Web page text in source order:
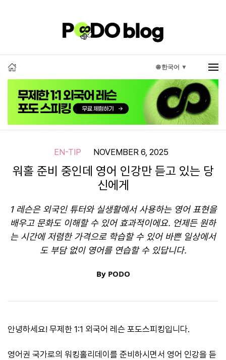
🌐 한국어 ▼
EN-TIP NOVEMBER 6, 2025
워홀 준비 중인데 영어 인강만 듣고 있는 당
신에게
1 레슨은 외국인 튜터와 실생활에서 사용하는 영어 표현을
배우고 문화도 이해할 수 있어 효과적이에요. 언제든 원하
는 시간에 저렴한 가격으로 학습할 수 있어 바쁜 일상에서
도 부담 없이 영어를 연습할 수 있답니다.
By PODO
안녕하세요! 무제한 1:1 외국어 레슨 포도스피킹입니다.
영어권 국가로의 워킹홀리데이를 준비하시면서 영어 인강을 듣